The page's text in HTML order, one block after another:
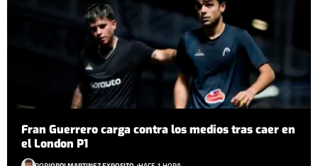
Fran Guerrero carga contra los medios tras caer en
el London P1